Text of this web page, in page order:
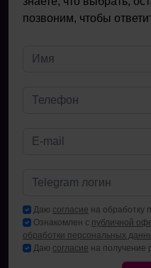
позвоним, чтобы
Даю согласие на обработку
Ознакомлен с публичной
обработки персональных
Даю согласие на получение